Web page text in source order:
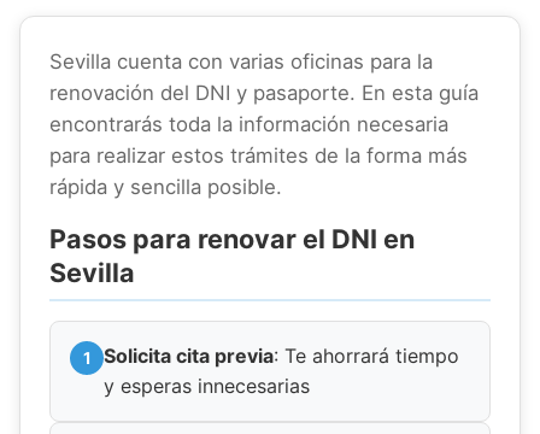
Sevilla cuenta con varias oficinas para la
renovación del DNI y pasaporte. En esta guía
encontrarás toda la información necesaria
para realizar estos trámites de la forma más
rápida y sencilla posible.
Pasos para renovar el DNI en
Sevilla
Solicita cita previa: Te ahorrará tiempo
y esperas innecesarias